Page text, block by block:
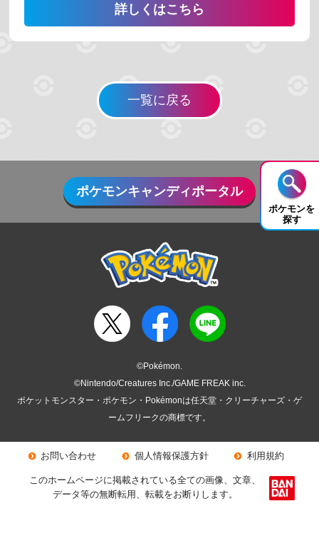
ポケモンを
探す
リセット
詳しくはこちら
一覧に戻る
ポケモンキャンディポータル
©Pokémon.
©Nintendo/Creatures Inc./GAME FREAK inc.
ポケットモンスター・ポケモン・Pokémonは任天堂・クリーチャーズ・ゲ
ームフリークの商標です。
お問い合わせ 個人情報保護方針 利用規約
このホームページに掲載されている全ての画像、文章、
データ等の無断転用、転載をお断りします。